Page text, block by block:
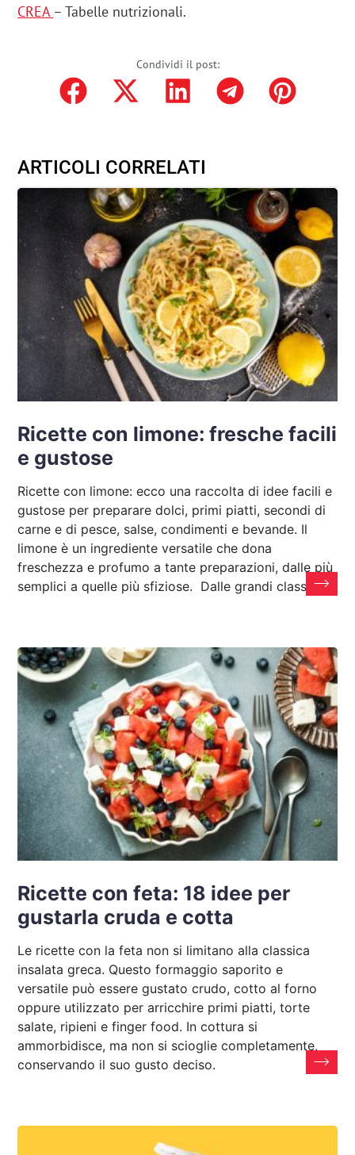
CREA – Tabelle nutrizionali.
Condividi il post:
ARTICOLI CORRELATI
Ricette con limone: fresche facili
e gustose
Ricette con limone: ecco una raccolta di idee facili e
gustose per preparare dolci, primi piatti, secondi di
carne e di pesce, salse, condimenti e bevande. Il
limone è un ingrediente versatile che dona
freschezza e profumo a tante preparazioni, dalle più
semplici a quelle più sfiziose. Dalle grandi classiche,
Ricette con feta: 18 idee per
gustarla cruda e cotta
Le ricette con la feta non si limitano alla classica
insalata greca. Questo formaggio saporito e
versatile può essere gustato crudo, cotto al forno
oppure utilizzato per arricchire primi piatti, torte
salate, ripieni e finger food. In cottura si
ammorbidisce, ma non si scioglie completamente,
conservando il suo gusto deciso.